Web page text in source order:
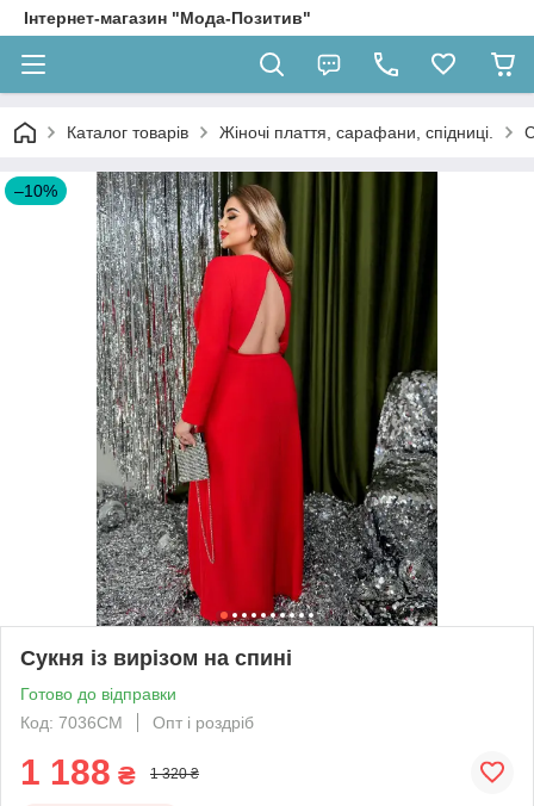
Інтернет-магазин "Мода-Позитив"
Каталог товарів Жіночі плаття, сарафани, спідниці.
–10%
Сукня із вирізом на спині
Готово до відправки
Код: 7036СМ
Опт і роздріб
1 188 ₴ 1 320 ₴